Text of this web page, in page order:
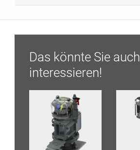
Das könnte Sie auch
interessieren!